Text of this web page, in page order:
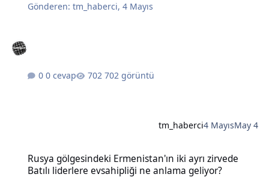
Gönderen:tm_haberci,4 Mayıs
0 cevap 702 görüntü
tm_haberci4 MayısMay 4
Rusya gölgesindeki Ermenistan'ın iki ayrı zirvede
Batılı liderlere evsahipliği ne anlama geliyor?